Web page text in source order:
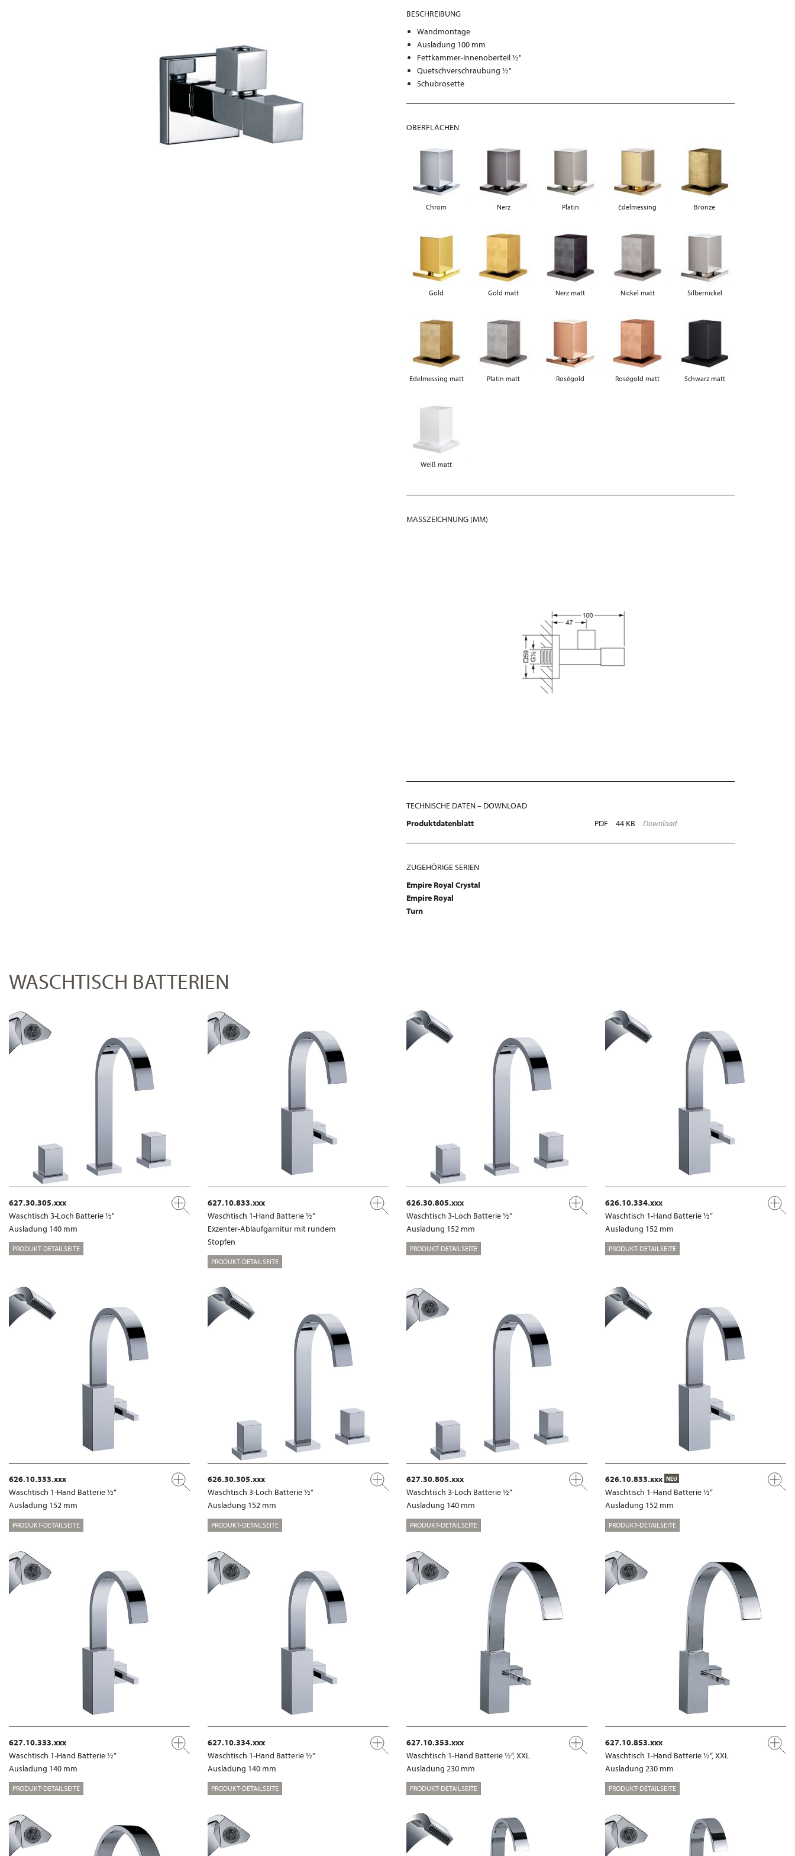
BESCHREIBUNG
Wandmontage
Ausladung 100 mm
Fettkammer-Innenoberteil ½"
Quetschverschraubung ½"
Schubrosette
OBERFLÄCHEN
Chrom Nerz Platin Edelmessing Bronze
Gold Gold matt Nerz matt Nickel matt Silbernickel
Edelmessing matt Platin matt Roségold Roségold matt Schwarz matt
Weiß matt
MASSZEICHNUNG (MM)
TECHNISCHE DATEN – DOWNLOAD
Produktdatenblatt
PDF 44 KB Download
ZUGEHÖRIGE SERIEN
Empire Royal Crystal
Empire Royal
Turn
WASCHTISCH BATTERIEN
627.30.305.xxx
Waschtisch 3-Loch Batterie ½"
Ausladung 140 mm
PRODUKT-DETAILSEITE
627.10.833.xxx
Waschtisch 1-Hand Batterie ½“
Exzenter-Ablaufgarnitur mit rundem
Stopfen
PRODUKT-DETAILSEITE
626.30.805.xxx
Waschtisch 3-Loch Batterie ½“
Ausladung 152 mm
PRODUKT-DETAILSEITE
626.10.334.xxx
Waschtisch 1-Hand Batterie ½“
Ausladung 152 mm
PRODUKT-DETAILSEITE
626.10.333.xxx
Waschtisch 1-Hand Batterie ½“
Ausladung 152 mm
PRODUKT-DETAILSEITE
626.30.305.xxx
Waschtisch 3-Loch Batterie ½"
Ausladung 152 mm
PRODUKT-DETAILSEITE
627.30.805.xxx
Waschtisch 3-Loch Batterie ½“
Ausladung 140 mm
PRODUKT-DETAILSEITE
626.10.833.xxx NEU
Waschtisch 1-Hand Batterie ½“
Ausladung 152 mm
PRODUKT-DETAILSEITE
627.10.333.xxx
Waschtisch 1-Hand Batterie ½”
Ausladung 140 mm
PRODUKT-DETAILSEITE
627.10.334.xxx
Waschtisch 1-Hand Batterie ½”
Ausladung 140 mm
PRODUKT-DETAILSEITE
627.10.353.xxx
Waschtisch 1-Hand Batterie ½“, XXL
Ausladung 230 mm
PRODUKT-DETAILSEITE
627.10.853.xxx
Waschtisch 1-Hand Batterie ½“, XXL
Ausladung 230 mm
PRODUKT-DETAILSEITE